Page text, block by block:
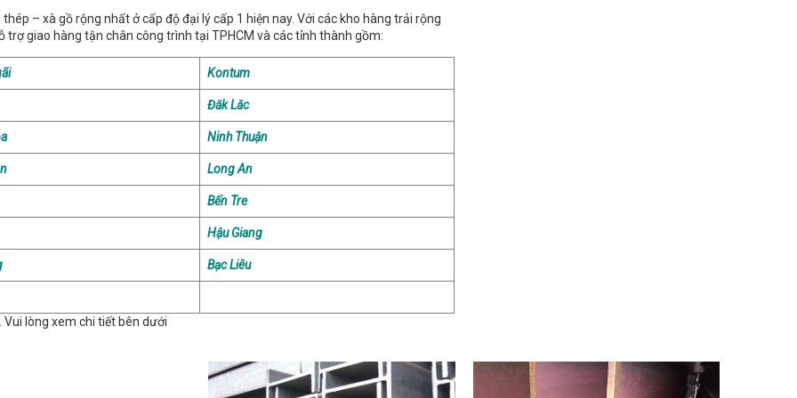
– xà gồ rộng nhất ở cấp độ đại lý cấp 1 hiện nay. Với các kho hàng trải rộng
giao hàng tận chân công trình tại TPHCM và các tỉnh thành gồm:
Kontum
Đăk Lăc
Ninh Thuận
Long An
Bến Tre
Hậu Giang
Bạc Liêu
lòng xem chi tiết bên dưới